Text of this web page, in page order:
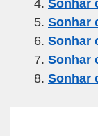
o
k
Sonhar
Sonhar
Sonhar
Sonhar
Sonhar